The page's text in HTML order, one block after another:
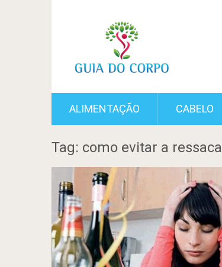
ALIMENTAÇÃO CABELO
Tag: como evitar a ressaca